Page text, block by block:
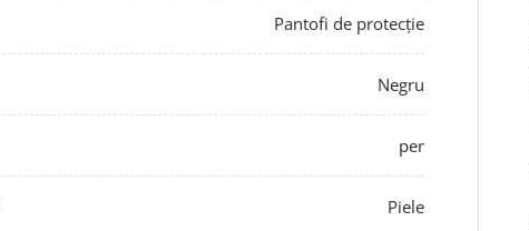
Pantofi de protecție
Negru
per
Piele